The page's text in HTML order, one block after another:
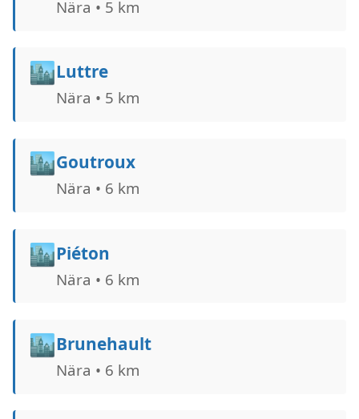
Nära • 5 km
🏙️Luttre
Nära • 5 km
🏙️Goutroux
Nära • 6 km
🏙️Piéton
Nära • 6 km
🏙️Brunehault
Nära • 6 km